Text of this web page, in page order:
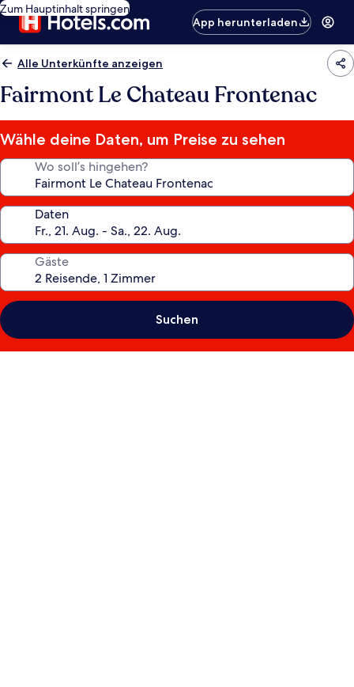
Zum Hauptinhalt springen
App herunterladen
Alle Unterkünfte anzeigen
Fairmont Le Chateau Frontenac
Wähle deine Daten, um Preise zu sehen
Wo soll’s hingehen?
Daten
Gäste
Suchen